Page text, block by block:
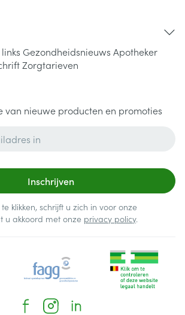
Gezondheidsnieuws Apotheker
Zorgtarieven
van nieuwe producten en promoties
Inschrijven
klikken, schrijft u zich in voor onze
u akkoord met onze privacy policy.